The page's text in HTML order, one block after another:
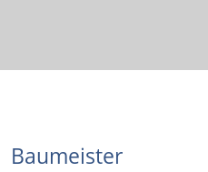
Baumeister